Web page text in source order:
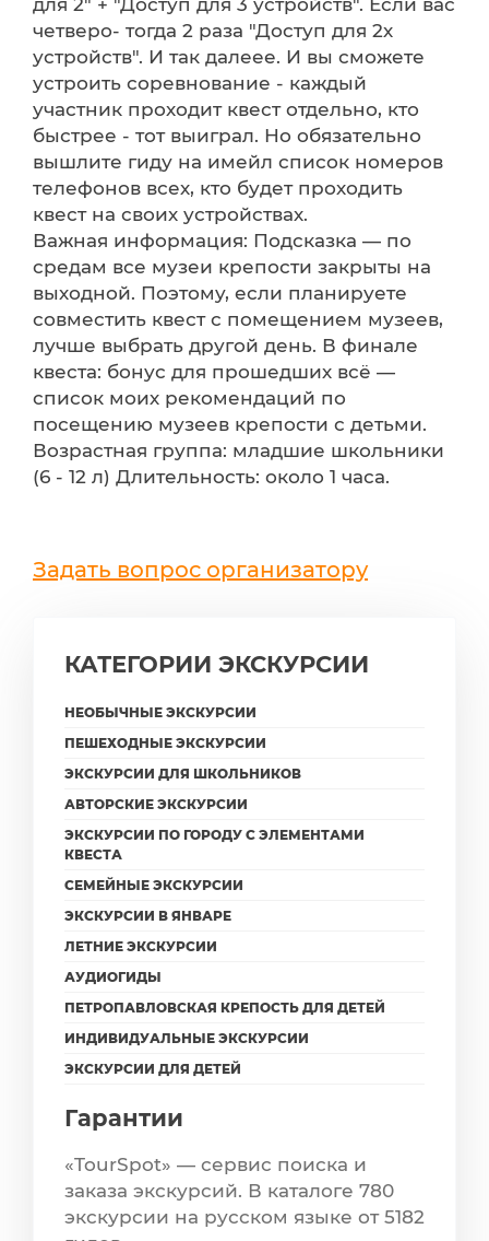
для 2" + "Доступ для 3 устройств". Если вас
четверо- тогда 2 раза "Доступ для 2х
устройств". И так далеее. И вы сможете
устроить соревнование - каждый
участник проходит квест отдельно, кто
быстрее - тот выиграл. Но обязательно
вышлите гиду на имейл список номеров
телефонов всех, кто будет проходить
квест на своих устройствах.
Важная информация: Подсказка — по
средам все музеи крепости закрыты на
выходной. Поэтому, если планируете
совместить квест с помещением музеев,
лучше выбрать другой день. В финале
квеста: бонус для прошедших всё —
список моих рекомендаций по
посещению музеев крепости с детьми.
Возрастная группа: младшие школьники
(6 - 12 л) Длительность: около 1 часа.
Задать вопрос организатору
КАТЕГОРИИ ЭКСКУРСИИ
НЕОБЫЧНЫЕ ЭКСКУРСИИ
ПЕШЕХОДНЫЕ ЭКСКУРСИИ
ЭКСКУРСИИ ДЛЯ ШКОЛЬНИКОВ
АВТОРСКИЕ ЭКСКУРСИИ
ЭКСКУРСИИ ПО ГОРОДУ С ЭЛЕМЕНТАМИ
КВЕСТА
СЕМЕЙНЫЕ ЭКСКУРСИИ
ЭКСКУРСИИ В ЯНВАРЕ
ЛЕТНИЕ ЭКСКУРСИИ
АУДИОГИДЫ
ПЕТРОПАВЛОВСКАЯ КРЕПОСТЬ ДЛЯ ДЕТЕЙ
ИНДИВИДУАЛЬНЫЕ ЭКСКУРСИИ
ЭКСКУРСИИ ДЛЯ ДЕТЕЙ
Гарантии
«TourSpot» — сервис поиска и
заказа экскурсий. В каталоге 780
экскурсии на русском языке от 5182